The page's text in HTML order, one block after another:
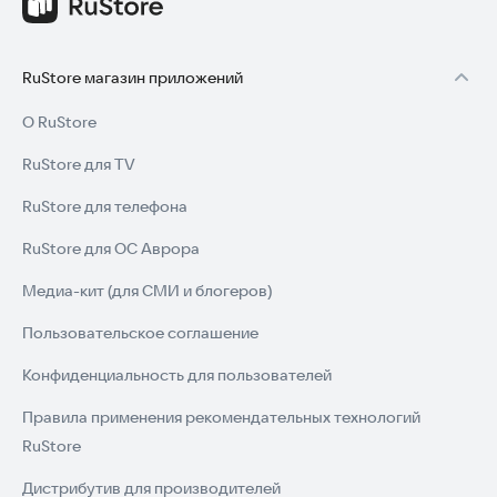
удобными и информативными.
RuStore магазин приложений
О RuStore
RuStore для TV
RuStore для телефона
RuStore для ОС Аврора
Медиа-кит (для СМИ и блогеров)
Пользовательское соглашение
Конфиденциальность для пользователей
Правила применения рекомендательных технологий
RuStore
Дистрибутив для производителей